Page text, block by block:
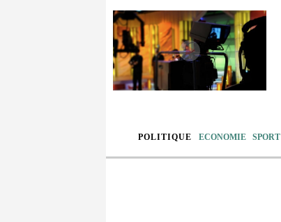
POLITIQUE ECONOMIE SPORT